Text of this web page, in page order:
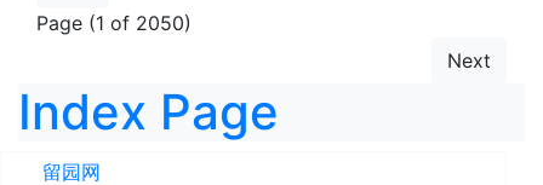
Page (1 of 2050)
Next
Index Page
留园网